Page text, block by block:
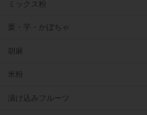
ミックス粉
栗・芋・かぼちゃ
胡麻
米粉
漬け込みフルーツ